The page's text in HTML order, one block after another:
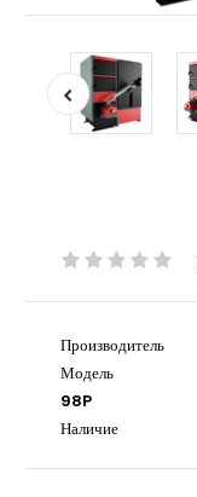
Производитель
Модель
98P
Наличие